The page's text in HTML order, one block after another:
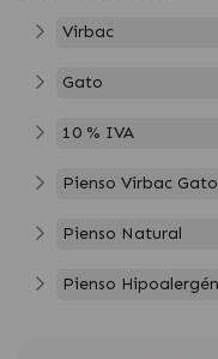
Virbac
Gato
10 % IVA
Pienso Virbac
Pienso Natural
Pienso